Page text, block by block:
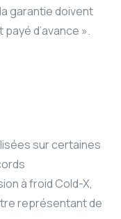
garantie doivent
d’avance ».
sur certaines
à froid Cold-X,
représentant de